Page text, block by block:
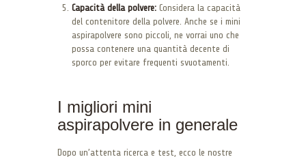
Capacità della polvere: Considera la capacità
del contenitore della polvere. Anche se i mini
aspirapolvere sono piccoli, ne vorrai uno che
possa contenere una quantità decente di
sporco per evitare frequenti svuotamenti.
I migliori mini
aspirapolvere in generale
Dopo un’attenta ricerca e test, ecco le nostre